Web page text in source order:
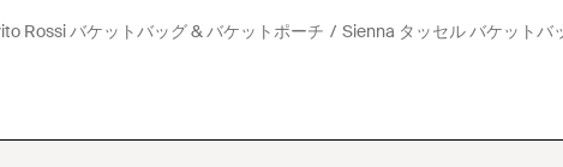
Rossi バケットバッグ & バケットポーチ Sienna タッセル バケットバ